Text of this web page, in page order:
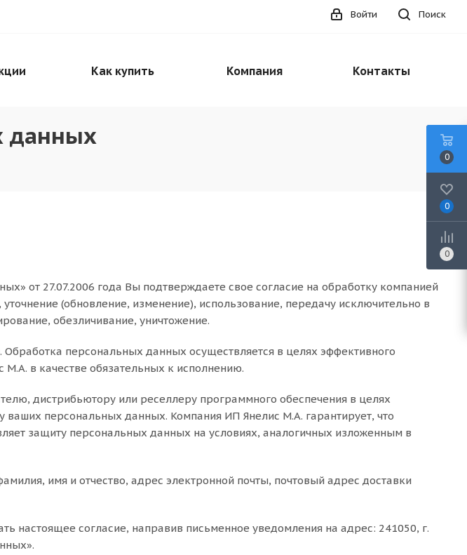
Поиск
Войти
Как купить Компания Контакты
данных
от 27.07.2006 года Вы подтверждаете свое согласие на обработку компанией
(обновление, изменение), использование, передачу исключительно в
обезличивание, уничтожение.
персональных данных осуществляется в целях эффективного
в качестве обязательных к исполнению.
дистрибьютору или реселлеру программного обеспечения в целях
персональных данных. Компания ИП Янелис М.А. гарантирует, что
защиту персональных данных на условиях, аналогичных изложенным в
имя и отчество, адрес электронной почты, почтовый адрес доставки
настоящее согласие, направив письменное уведомления на адрес: 241050, г.
0
0
0